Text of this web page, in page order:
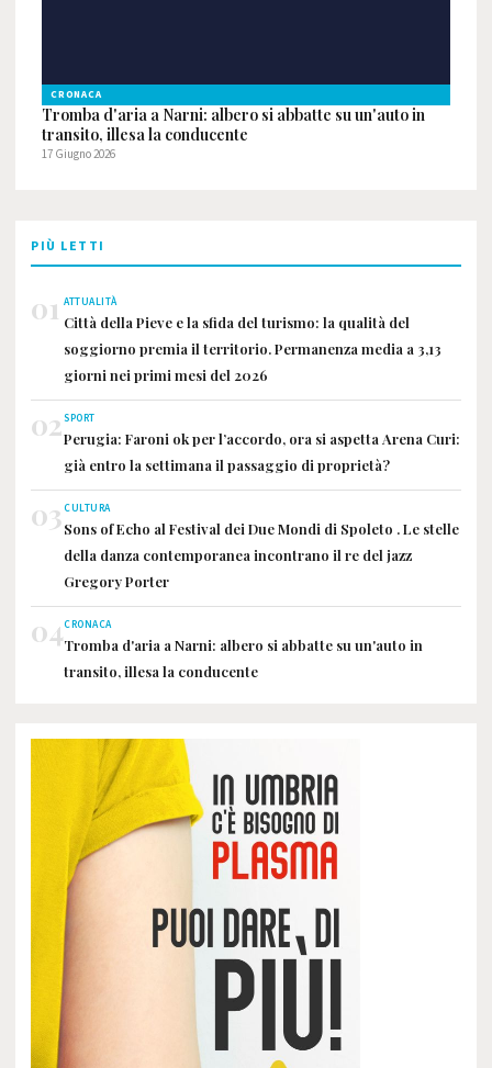
CRONACA
Tromba d'aria a Narni: albero si abbatte su un'auto in
transito, illesa la conducente
17 Giugno 2026
PIÙ LETTI
01 ATTUALITÀ
Città della Pieve e la sfida del turismo: la qualità del
soggiorno premia il territorio. Permanenza media a 3,13
giorni nei primi mesi del 2026
02SPORT
Perugia: Faroni ok per l’accordo, ora si aspetta Arena Curi:
già entro la settimana il passaggio di proprietà?
03CULTURA
Sons of Echo al Festival dei Due Mondi di Spoleto . Le stelle
della danza contemporanea incontrano il re del jazz
Gregory Porter
04CRONACA
Tromba d'aria a Narni: albero si abbatte su un'auto in
transito, illesa la conducente